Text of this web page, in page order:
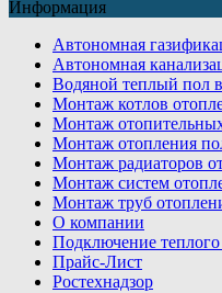
Информация
Автономная
Автономная
Водяной теплый пол
Монтаж котлов
Монтаж
Монтаж отопления
Монтаж радиаторов
Монтаж систем
Монтаж труб
О компании
Подключение
Прайс-Лист
Ростехнадзор